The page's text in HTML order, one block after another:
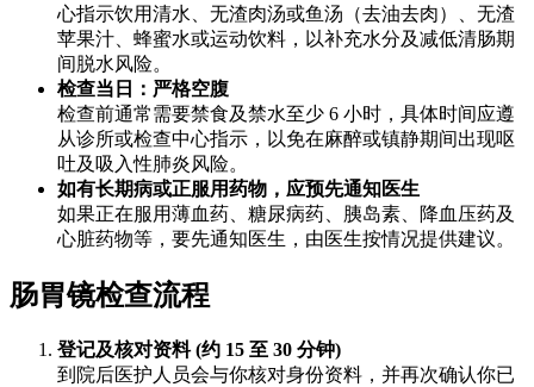
心指示饮用清水、无渣肉汤或鱼汤（去油去肉）、无渣
苹果汁、蜂蜜水或运动饮料，以补充水分及减低清肠期
间脱水风险。
检查当日：严格空腹
检查前通常需要禁食及禁水至少 6 小时，具体时间应遵
从诊所或检查中心指示，以免在麻醉或镇静期间出现呕
吐及吸入性肺炎风险。
如有长期病或正服用药物，应预先通知医生
如果正在服用薄血药、糖尿病药、胰岛素、降血压药及
心脏药物等，要先通知医生，由医生按情况提供建议。
肠胃镜检查流程
登记及核对资料 (约 15 至 30 分钟)
到院后医护人员会与你核对身份资料，并再次确认你已